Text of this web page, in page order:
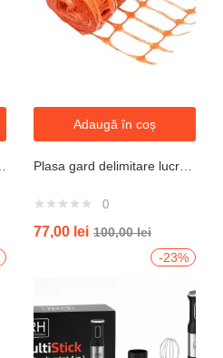
Adaugă în coș
0
77,00 lei 100,00lei
-23%